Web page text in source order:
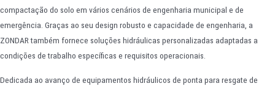
compactação do solo em vários cenários de engenharia municipal e de
emergência. Graças ao seu design robusto e capacidade de engenharia, a
ZONDAR também fornece soluções hidráulicas personalizadas adaptadas a
condições de trabalho específicas e requisitos operacionais.
Dedicada ao avanço de equipamentos hidráulicos de ponta para resgate de